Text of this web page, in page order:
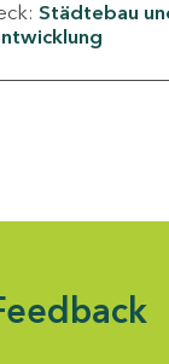
Städtebau